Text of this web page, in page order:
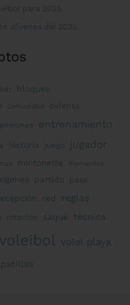
para 2025
Jóvenes del 2025
bloqueo
comodidad defensa
entrenamiento
historia juego jugador
mintonette momentos
partido pase
red reglas
rotación saque técnica
voleibol volei playa